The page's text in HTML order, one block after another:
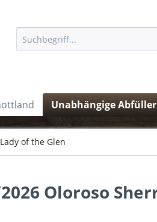
Unabhängige Abfüller
Lady of the Glen
Oloroso